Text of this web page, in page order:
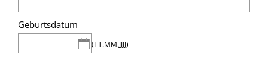
Geburtsdatum
(TT.MM.JJJJ)